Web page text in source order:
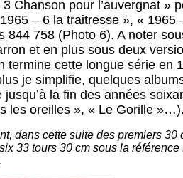
3 Chanson pour l’auvergnat
– 6 la traitresse », «
844 758 (Photo 6). A noter
et en plus sous deux
termine cette longue série en
je simplifie, quelques
la fin des années
les oreilles », « Le Gorille
dans cette suite des premiers
33 tours 30 cm sous la